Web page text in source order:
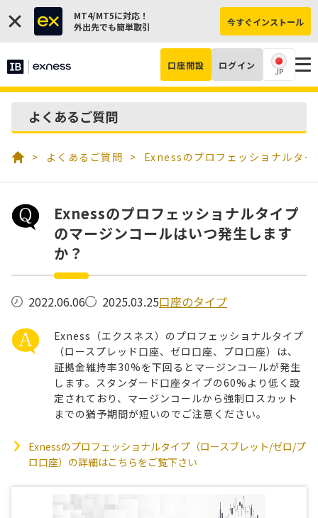
MT4/MT5に対応！
外出先でも簡単取引
今すぐインストール
口座開設 ログイン
JP
よくあるご質問
よくあるご質問 Exnessのプロフェッショナルタ
Exnessのプロフェッショナルタイプ
のマージンコールはいつ発生します
か？
2022.06.06 2025.03.25口座のタイプ
Exness（エクスネス）のプロフェッショナルタイプ
（ロースプレッド口座、ゼロ口座、プロ口座）は、
証拠金維持率30%を下回るとマージンコールが発生
します。スタンダード口座タイプの60%より低く設
定されており、マージンコールから強制ロスカット
までの猶予期間が短いのでご注意ください。
Exnessのプロフェッショナルタイプ（ロースブレット/ゼロ/プ
ロ口座）の詳細はこちらをご覧下さい